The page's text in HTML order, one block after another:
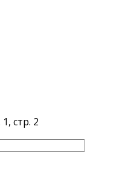
стр. 2